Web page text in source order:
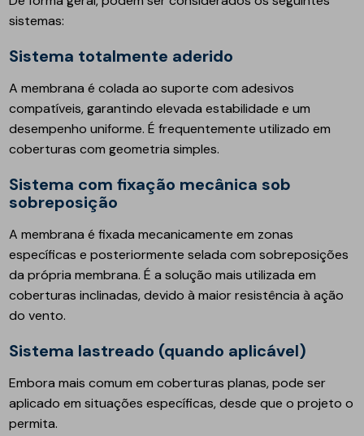
sistemas:
Sistema totalmente aderido
A membrana é colada ao suporte com adesivos
compatíveis, garantindo elevada estabilidade e um
desempenho uniforme. É frequentemente utilizado em
coberturas com geometria simples.
Sistema com fixação mecânica sob
sobreposição
A membrana é fixada mecanicamente em zonas
específicas e posteriormente selada com sobreposições
da própria membrana. É a solução mais utilizada em
coberturas inclinadas, devido à maior resistência à ação
do vento.
Sistema lastreado (quando aplicável)
Embora mais comum em coberturas planas, pode ser
aplicado em situações específicas, desde que o projeto o
permita.